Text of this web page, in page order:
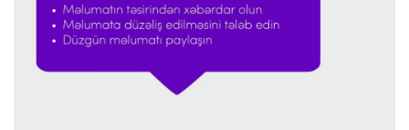
Formula-1 23:29 07.08.2026
"Antonellinin potensialına heç vaxt şübhə
etməmişəm"